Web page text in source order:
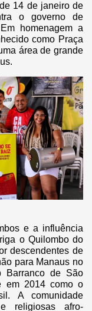
14 de janeiro de
o governo de
homenagem a
como Praça
área de grande
e a influência
o Quilombo do
descendentes de
para Manaus no
Barranco de São
em 2014 como o
A comunidade
religiosas afro-